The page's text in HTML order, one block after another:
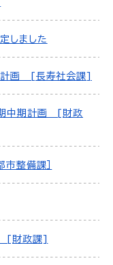
しました
計画 [長寿社会課]
中期計画 [財政
整備課］
[財政課]